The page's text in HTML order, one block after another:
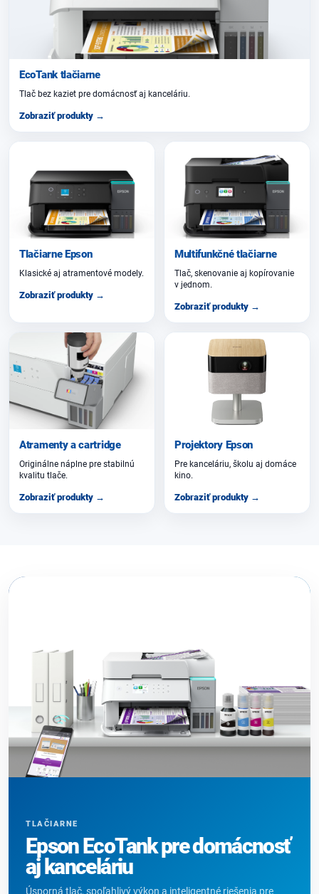
EcoTank tlačiarne
Tlač bez kaziet pre domácnosť aj kanceláriu.
Zobraziť produkty →
Tlačiarne Epson
Klasické aj atramentové modely.
Zobraziť produkty →
Multifunkčné tlačiarne
Tlač, skenovanie aj kopírovanie
v jednom.
Zobraziť produkty →
Atramenty a cartridge
Originálne náplne pre stabilnú
kvalitu tlače.
Zobraziť produkty →
Projektory Epson
Pre kanceláriu, školu aj domáce
kino.
Zobraziť produkty →
TLAČIARNE
Epson EcoTank pre domácnosť
aj kanceláriu
Úsporná tlač, spoľahlivý výkon a inteligentné riešenia pre